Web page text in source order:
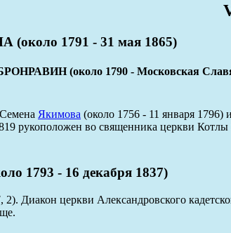
1791 - 31 мая 1865)
(около 1790 - Московская
Якимова (около 1756 - 11 января
рукоположен во священника церкви
1793 - 16 декабря 1837)
Диакон церкви Александровского